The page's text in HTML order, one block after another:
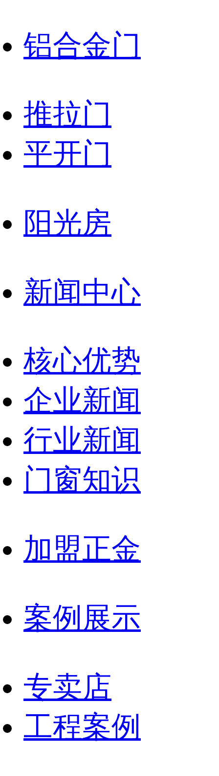
铝合金门
推拉门
平开门
阳光房
新闻中心
核心优势
企业新闻
行业新闻
门窗知识
加盟正金
案例展示
专卖店
工程案例